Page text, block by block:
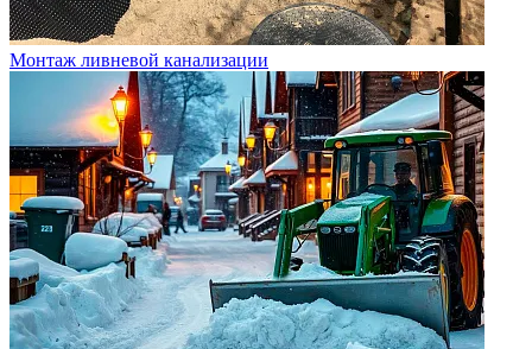
Монтаж ливневой канализации